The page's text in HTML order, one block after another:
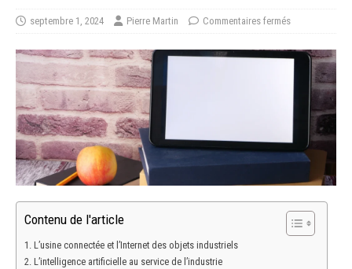
septembre 1, 2024 Pierre Martin Commentaires fermés
Contenu de l'article
L’usine connectée et l’Internet des objets industriels
L’intelligence artificielle au service de l’industrie